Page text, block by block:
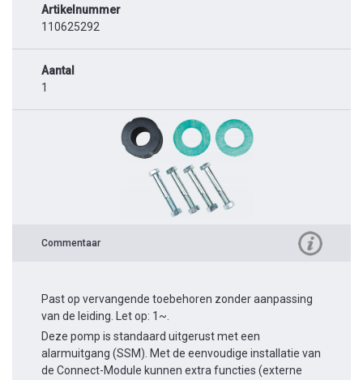
Artikelnummer
110625292
Aantal
1
Commentaar
Past op vervangende toebehoren zonder aanpassing
van de leiding. Let op: 1~.
Deze pomp is standaard uitgerust met een
alarmuitgang (SSM). Met de eenvoudige installatie van
de Connect-Module kunnen extra functies (externe